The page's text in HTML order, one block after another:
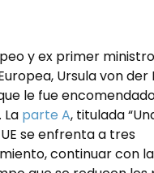
y ex primer ministro
Ursula von der
le fue
parte A, titulada
se enfrenta a tres
continuar con la